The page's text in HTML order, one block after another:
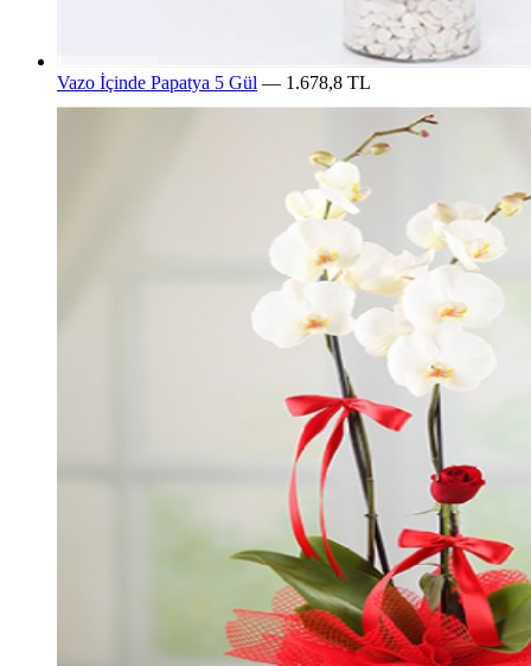
Vazo İçinde Papatya 5 Gül — 1.678,8 TL